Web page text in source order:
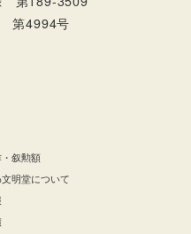
第4994号
叙勲額
明堂について